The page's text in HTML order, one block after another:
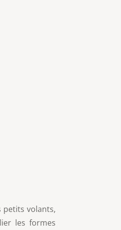
petits volants,
les formes